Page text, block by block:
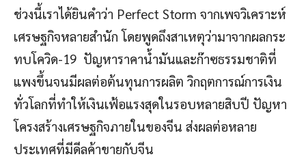
ช่วงนี้เราได้ยินคำว่า Perfect Storm จากเพจวิเคราะห์
เศรษฐกิจหลายสำนัก โดยพูดถึงสาเหตุว่ามาจากผลกระ
ทบโควิด-19 ปัญหาราคาน้ำมันและก๊าซธรรมชาติที่
แพงขึ้นจนมีผลต่อต้นทุนการผลิต วิกฤตการณ์การเงิน
ทั่วโลกที่ทำให้เงินเฟ้อแรงสุดในรอบหลายสิบปี ปัญหา
โครงสร้างเศรษฐกิจภายในของจีน ส่งผลต่อหลาย
ประเทศที่มีดีลค้าขายกับจีน